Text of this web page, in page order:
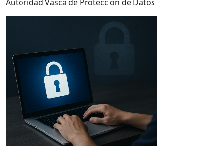
Autoridad Vasca de Protección de Datos